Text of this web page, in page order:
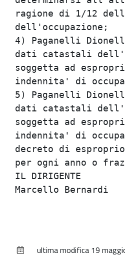
ragione di 1/12
dell'occupazione;
4) Paganelli
dati catastali
soggetta ad
indennita' di
5) Paganelli
dati catastali
soggetta ad
indennita' di
decreto di
per ogni anno o
IL DIRIGENTE
documentoultima modifica 19